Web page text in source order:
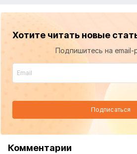
Хотите читать новые
Подпишитесь на email-
Подписаться
Комментарии